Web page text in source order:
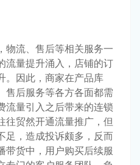
物流、售后等相关服务一
流量提升涌入，店铺的订
。因此，商家在产品库
售后服务等各方各面都需
流量引入之后带来的连锁
往贸然开通流量推广，但
足，造成投诉颇多，反而
带货中，用户购买后续服